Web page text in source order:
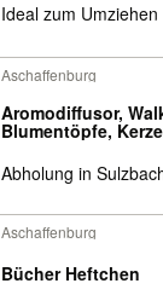
Ideal zum Umziehen
Aschaffenburg
Aromodiffusor,
Blumentöpfe,
Abholung in
Aschaffenburg
Bücher Heftchen